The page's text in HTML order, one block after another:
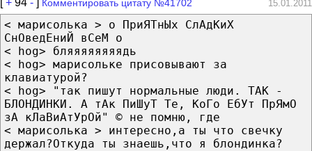
Комментировать цитату №41702 15.01.2011
< марисолька > o ПриЯТнЫх СлАдКиХ
СнОведЕниЙ вСеМ o
< hog> бляяяяяяяядь
< hog> марисольке присовывают за
клавиатурой?
< hog> "так пишут нормальные люди. ТАК -
БЛОНДИНКИ. А тАк ПиШуТ Те, КоГо ЕбУт ПрЯмО
зА кЛаВиАтУрОй" © не помню, где
< марисолька > интересно,а ты что свечку
держал?Откуда ты знаешь,что я блондинка?